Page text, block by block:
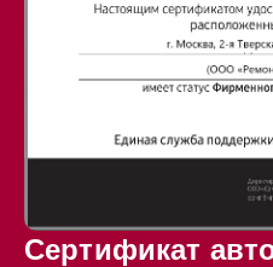
Сертификат